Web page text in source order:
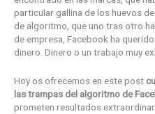
particular gallina de los huevos
de algoritmo, que uno tras otro
de empresa, Facebook ha
dinero. Dinero o un trabajo muy
Hoy os ofrecemos en este post
las trampas del algoritmo de
prometen resultados